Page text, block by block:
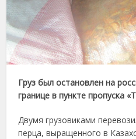
Груз был остановлен на
границе в пункте пропуска
Двумя грузовиками
перца, выращенного в